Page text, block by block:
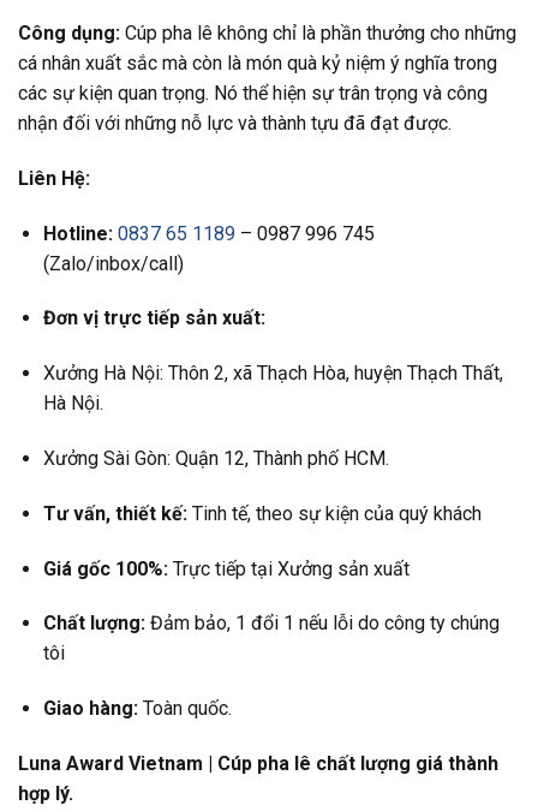
Công dụng: Cúp pha lê không chỉ là phần thưởng cho những
cá nhân xuất sắc mà còn là món quà kỷ niệm ý nghĩa trong
các sự kiện quan trọng. Nó thể hiện sự trân trọng và công
nhận đối với những nỗ lực và thành tựu đã đạt được.
Liên Hệ:
Hotline: 0837 65 1189– 0987 996 745
(Zalo/inbox/call)
Đơn vị trực tiếp sản xuất:
Xưởng Hà Nội: Thôn 2, xã Thạch Hòa, huyện Thạch Thất,
Hà Nội.
Xưởng Sài Gòn: Quận 12, Thành phố HCM.
Tư vấn, thiết kế:Tinh tế, theo sự kiện của quý khách
Giá gốc 100%:Trực tiếp tại Xưởng sản xuất
Chất lượng:Đảm bảo, 1 đổi 1 nếu lỗi do công ty chúng
tôi
Giao hàng:Toàn quốc.
Luna Award Vietnam | Cúp pha lê chất lượng giá thành
hợp lý.